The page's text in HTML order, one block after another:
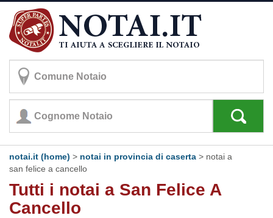
notai.it (home) > notai in provincia di caserta > notai a
san felice a cancello
Tutti i notai a San Felice A
Cancello